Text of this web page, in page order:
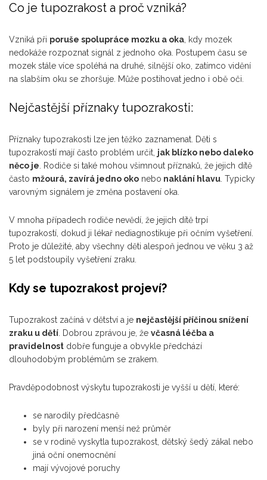
Co je tupozrakost a proč vzniká?
Vzniká při poruše spolupráce mozku a oka , kdy mozek
nedokáže rozpoznat signál z jednoho oka. Postupem času se
mozek stále více spoléhá na druhé, silnější oko, zatímco vidění
na slabším oku se zhoršuje. Může postihovat jedno i obě oči.
Nejčastější příznaky tupozrakosti:
Příznaky tupozrakosti lze jen těžko zaznamenat. Děti s
tupozrakostí mají často problém určit, jak blízko nebo daleko
něco je . Rodiče si také mohou všimnout příznaků, že jejich dítě
často mžourá, zavírá jedno oko nebo naklání hlavu . Typicky
varovným signálem je změna postavení oka.
V mnoha případech rodiče nevědí, že jejich dítě trpí
tupozrakostí, dokud ji lékař nediagnostikuje při očním vyšetření.
Proto je důležité, aby všechny děti alespoň jednou ve věku 3 až
5 let podstoupily vyšetření zraku.
Kdy se tupozrakost projeví?
Tupozrakost začíná v dětství a je nejčastější příčinou snížení
zraku u dětí . Dobrou zprávou je, že včasná léčba a
pravidelnost dobře funguje a obvykle předchází
dlouhodobým problémům se zrakem.
Pravděpodobnost výskytu tupozrakosti je vyšší u dětí, které:
se narodily předčasně
byly při narození menší než průměr
se v rodině vyskytla tupozrakost, dětský šedý zákal nebo
jiná oční onemocnění
mají vývojové poruchy